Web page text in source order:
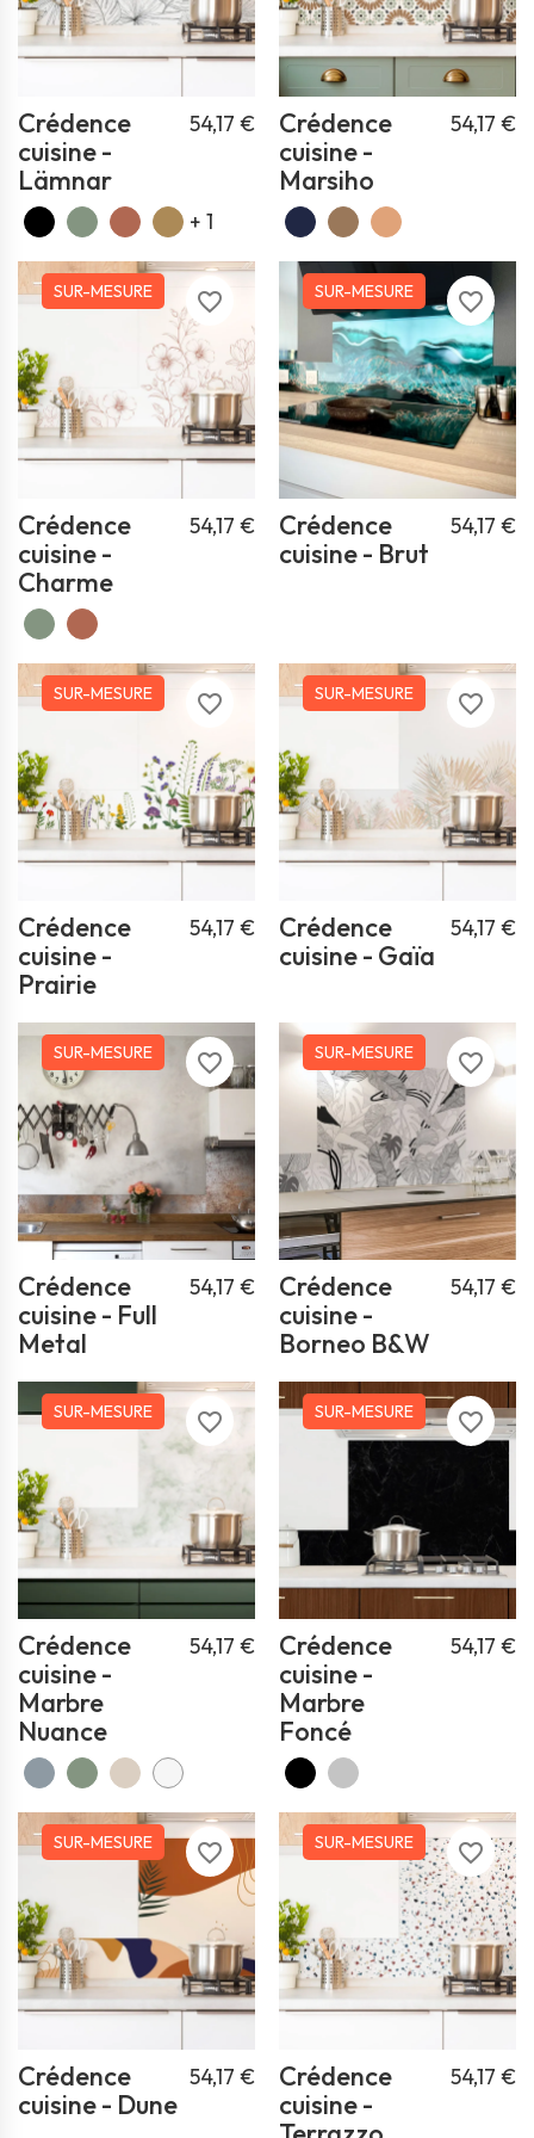
Crédence
cuisine -
Lämnar
54,17 €
+ 1
Crédence
cuisine -
Marsiho
54,17 €
favorite_border
Crédence
cuisine -
Charme
54,17 €
SUR-MESURE favorite_border
Crédence
cuisine - Brut
54,17 €
SUR-MESURE
favorite_border
Crédence
cuisine -
Prairie
54,17 €
SUR-MESURE favorite_border
Crédence
cuisine - Gaïa
54,17 €
SUR-MESURE
favorite_border
Crédence
cuisine - Full
Metal
54,17 €
SUR-MESURE favorite_border
Crédence
cuisine -
Borneo B&W
54,17 €
SUR-MESURE
favorite_border
Crédence
cuisine -
Marbre
Nuance
54,17 €
SUR-MESURE favorite_border
Crédence
cuisine -
Marbre
Foncé
54,17 €
SUR-MESURE
favorite_border
Crédence
cuisine - Dune
54,17 €
SUR-MESURE favorite_border
Crédence
cuisine -
54,17 €
SUR-MESURE